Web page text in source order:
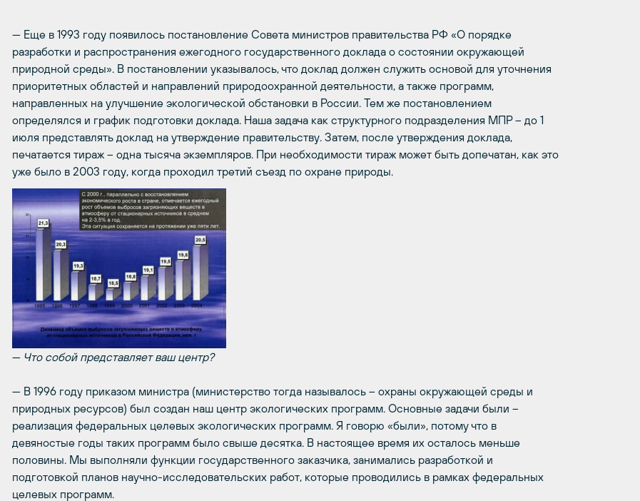
— Еще в 1993 году появилось постановление Совета министров правительства РФ «О порядке
разработки и распространения ежегодного государственного доклада о состоянии окружающей
природной среды». В постановлении указывалось, что доклад должен служить основой для уточнения
приоритетных областей и направлений природоохранной деятельности, а также программ,
направленных на улучшение экологической обстановки в России. Тем же постановлением
определялся и график подготовки доклада. Наша задача как структурного подразделения МПР – до 1
июля представлять доклад на утверждение правительству. Затем, после утверждения доклада,
печатается тираж – одна тысяча экземпляров. При необходимости тираж может быть допечатан, как это
уже было в 2003 году, когда проходил третий съезд по охране природы.
— Что собой представляет ваш центр?
— В 1996 году приказом министра (министерство тогда называлось – охраны окружающей среды и
природных ресурсов) был создан наш центр экологических программ. Основные задачи были –
реализация федеральных целевых экологических программ. Я говорю «были», потому что в
девяностые годы таких программ было свыше десятка. В настоящее время их осталось меньше
половины. Мы выполняли функции государственного заказчика, занимались разработкой и
подготовкой планов научно-исследовательских работ, которые проводились в рамках федеральных
целевых программ.